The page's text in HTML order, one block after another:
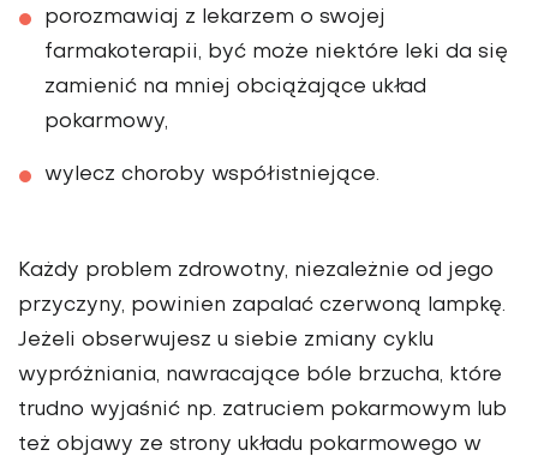
porozmawiaj z lekarzem o swojej
farmakoterapii, być może niektóre leki da się
zamienić na mniej obciążające układ
pokarmowy,
wylecz choroby współistniejące.
Każdy problem zdrowotny, niezależnie od jego
przyczyny, powinien zapalać czerwoną lampkę.
Jeżeli obserwujesz u siebie zmiany cyklu
wypróżniania, nawracające bóle brzucha, które
trudno wyjaśnić np. zatruciem pokarmowym lub
też objawy ze strony układu pokarmowego w